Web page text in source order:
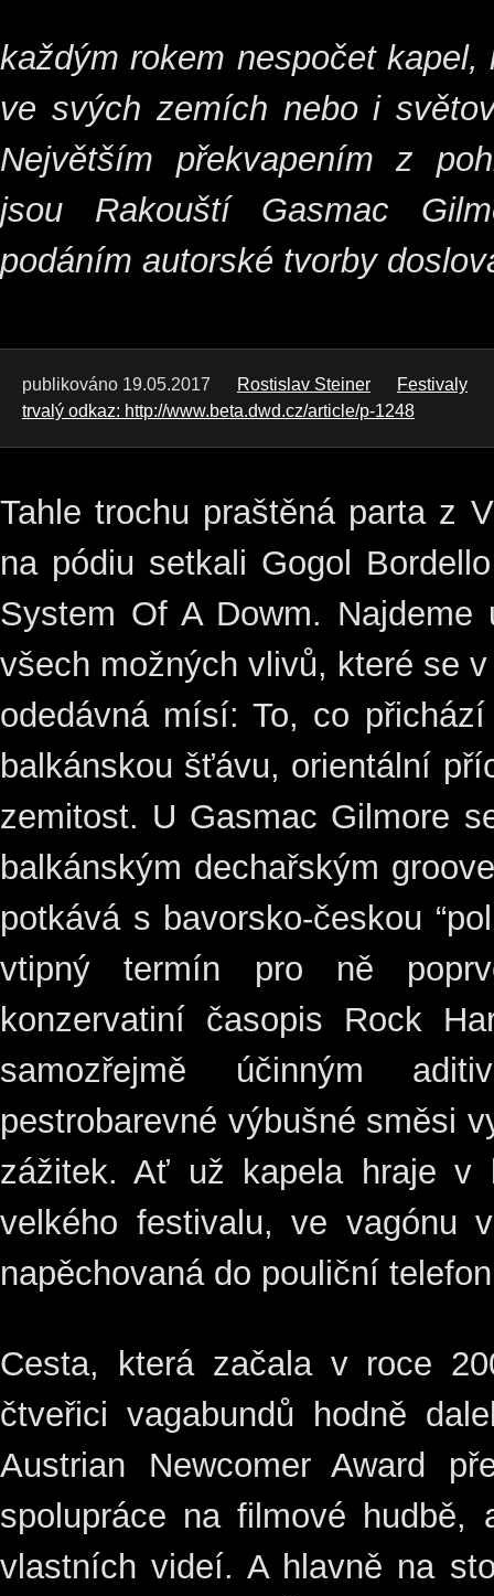
každým rokem nespočet
ve svých zemích nebo i
Největším překvapením z
jsou Rakouští Gasmac
podáním autorské tvorby
publikováno 19.05.2017 Rostislav Steiner
Festivaly
trvalý odkaz: http://www.beta.dwd.cz/article/p-1248
Tahle trochu praštěná parta z
na pódiu setkali Gogol
System Of A Dowm. Najdeme
všech možných vlivů, které se
odedávná mísí: To, co
balkánskou šťávu, orientální
zemitost. U Gasmac Gilmore
balkánským dechařským
potkává s bavorsko-českou
vtipný termín pro ně
konzervatiní časopis Rock
samozřejmě účinným
pestrobarevné výbušné směsi
zážitek. Ať už kapela hraje v
velkého festivalu, ve vagónu
napěchovaná do pouliční
Cesta, která začala v roce
čtveřici vagabundů hodně
Austrian Newcomer Award
spolupráce na filmové hudbě,
vlastních videí. A hlavně na